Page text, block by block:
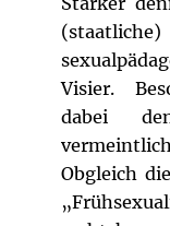
(staatliche)
Visier.
dabei
Obgleich